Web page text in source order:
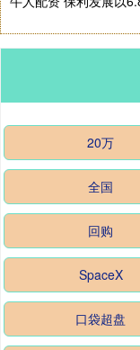
20万
全国
回购
SpaceX
口袋超盘